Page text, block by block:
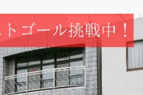
アート・写真
テクノロジー・ガジェット
映像・映画